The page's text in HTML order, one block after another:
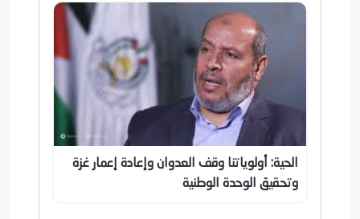
الحية: أولوياتنا وقف العدوان وإعادة إعمار غزة
وتحقيق الوحدة الوطنية